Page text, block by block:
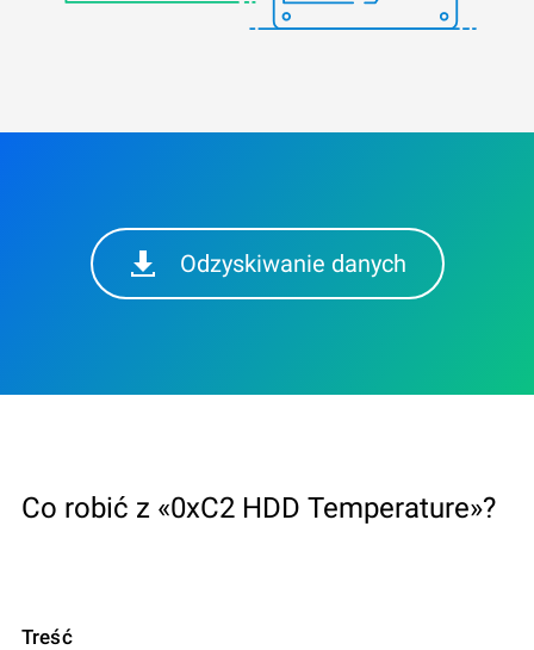
Odzyskiwanie danych
Co robić z «0xC2 HDD Temperature»?
Treść